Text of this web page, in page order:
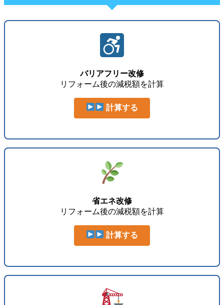
バリアフリー改修
リフォーム後の減税額を計算
計算する
省エネ改修
リフォーム後の減税額を計算
計算する